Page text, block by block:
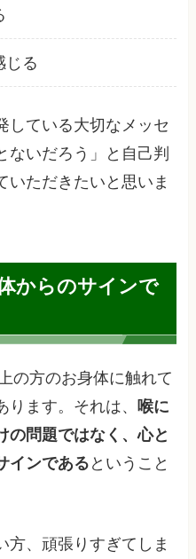
じる
している大切なメッセ
ないだろう」と自己判
いただきたいと思いま
からのサインで
の方のお身体に触れて
ます。それは、 喉に
の問題ではなく、心と
インである ということ
方、頑張りすぎてしま